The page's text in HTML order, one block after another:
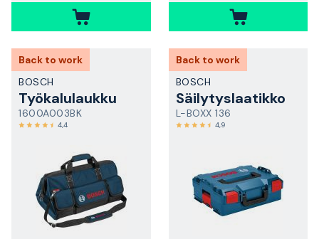
Back to work
BOSCH
Työkalulaukku
1600A003BK
4,4
Back to work
BOSCH
Säilytyslaatikko
L-BOXX 136
4,9